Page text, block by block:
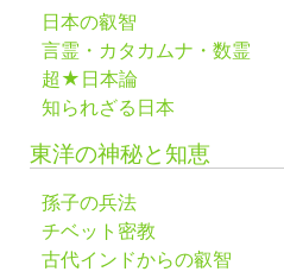
日本の叡智
言霊・カタカムナ・数霊
超★日本論
知られざる日本
東洋の神秘と知恵
孫子の兵法
チベット密教
古代インドからの叡智